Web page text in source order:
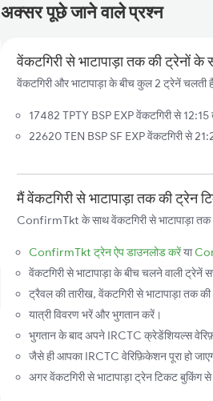
अक्सर पूछे जाने वाले प्रश्न
वेंकटगिरी से भाटापाड़ा तक की ट्रेनों के
वेंकटगिरी और भाटापाड़ा के बीच कुल 2 ट्रेनें चलती
17482 TPTY BSP EXP वेंकटगिरी से
22620 TEN BSP SF EXP वेंकटगिरी से
मैं वेंकटगिरी से भाटापाड़ा तक की
ConfirmTkt के साथ वेंकटगिरी से भाटापाड़ा
ConfirmTkt ट्रेन ऐप डाउनलोड करेंया
वेंकटगिरी से भाटापाड़ा के बीच चलने वाली ट्रेनें
ट्रैवल की तारीख, वेंकटगिरी से भाटापाड़ा तक
यात्री विवरण भरें और भुगतान करें।
भुगतान के बाद अपने IRCTC क्रेडेंशियल्स
जैसे ही आपका IRCTC वेरिफ़िकेशन पूरा हो
अगर वेंकटगिरी से भाटापाड़ा ट्रेन टिकट बुकिंग